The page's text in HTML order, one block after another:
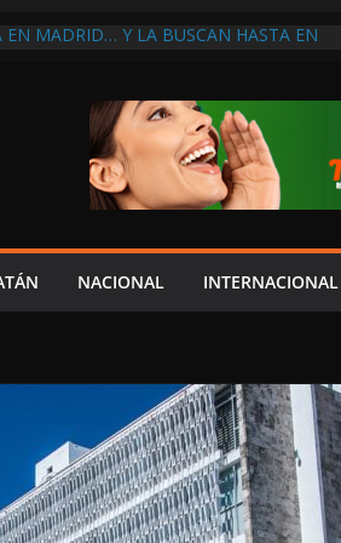
EN MADRID… Y LA BUSCAN HASTA EN
EN UNA DE LAS CADENAS DE ARTÍCULOS
DE EUROPA: MARCEL CARRILLO
SU PEOR MOMENTO: PAN; LA ECONOMÍA
CRECE LA INSEGURIDAD, NO HAY
CRÍTICOS SON CENSURADOS
EL TIEMPO”; INFRAESTRUCTURA
Y URGE MODERNIZARLA:
NACIONAL INTERNACIONAL